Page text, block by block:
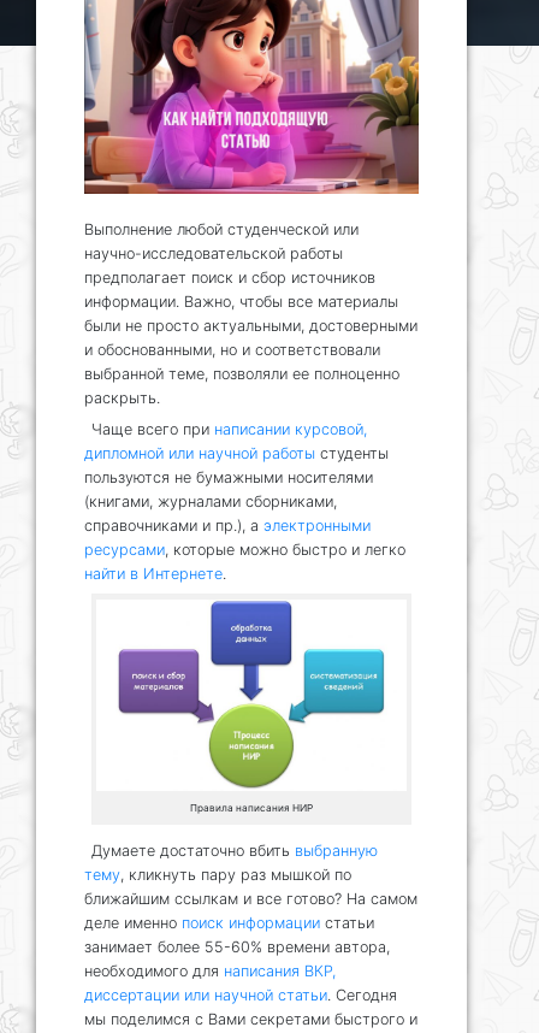
Выполнение любой студенческой или
научно-исследовательской работы
предполагает поиск и сбор источников
информации. Важно, чтобы все материалы
были не просто актуальными, достоверными
и обоснованными, но и соответствовали
выбранной теме, позволяли ее полноценно
раскрыть.
Чаще всего при написании курсовой,
дипломной или научной работы студенты
пользуются не бумажными носителями
(книгами, журналами сборниками,
справочниками и пр.), а электронными
ресурсами, которые можно быстро и легко
найти в Интернете
Правила написания НИР
Думаете достаточно вбить выбранную
тему, кликнуть пару раз мышкой по
ближайшим ссылкам и все готово? На самом
деле именно поиск информации статьи
занимает более 55-60% времени автора,
необходимого для написания ВКР,
диссертации или научной статьи. Сегодня
мы поделимся с Вами секретами быстрого и